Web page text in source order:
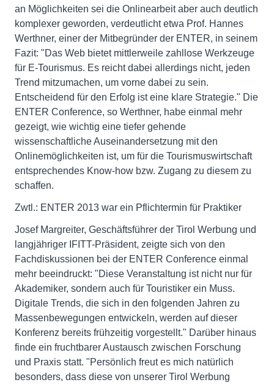
an Möglichkeiten sei die Onlinearbeit aber auch deutlich
komplexer geworden, verdeutlicht etwa Prof. Hannes
Werthner, einer der Mitbegründer der ENTER, in seinem
Fazit: "Das Web bietet mittlerweile zahllose Werkzeuge
für E-Tourismus. Es reicht dabei allerdings nicht, jeden
Trend mitzumachen, um vorne dabei zu sein.
Entscheidend für den Erfolg ist eine klare Strategie." Die
ENTER Conference, so Werthner, habe einmal mehr
gezeigt, wie wichtig eine tiefer gehende
wissenschaftliche Auseinandersetzung mit den
Onlinemöglichkeiten ist, um für die Tourismuswirtschaft
entsprechendes Know-how bzw. Zugang zu diesem zu
schaffen.
Zwtl.: ENTER 2013 war ein Pflichtermin für Praktiker
Josef Margreiter, Geschäftsführer der Tirol Werbung und
langjähriger IFITT-Präsident, zeigte sich von den
Fachdiskussionen bei der ENTER Conference einmal
mehr beeindruckt: "Diese Veranstaltung ist nicht nur für
Akademiker, sondern auch für Touristiker ein Muss.
Digitale Trends, die sich in den folgenden Jahren zu
Massenbewegungen entwickeln, werden auf dieser
Konferenz bereits frühzeitig vorgestellt." Darüber hinaus
finde ein fruchtbarer Austausch zwischen Forschung
und Praxis statt. "Persönlich freut es mich natürlich
besonders, dass diese von unserer Tirol Werbung